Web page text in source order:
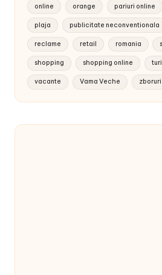
online orange pariuri online
plaja publicitate neconventionala
reclame retail romania
shopping shopping online
vacante Vama Veche zboruri